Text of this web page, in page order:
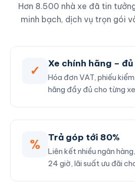
Hơn 8.500 nhà xe đã tin
minh bạch, dịch vụ trọn gói
✓ Xe chính hãng –
Hóa đơn VAT, phiếu
hãng đầy đủ cho từng
% Trả góp tới 80%
Liên kết nhiều ngân
24 giờ, lãi suất ưu đãi